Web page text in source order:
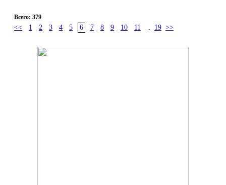
Всего: 379
<< 1 2 3 4 5 6 7 8 9 10 11 .. 19 >>